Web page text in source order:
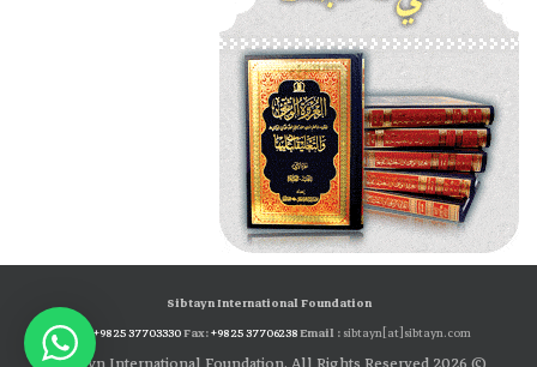
Sibtayn International Foundation
Tel:
+98 25 37703330Fax:+98 25 37706238Email :sibtayn[at]sibtayn.com